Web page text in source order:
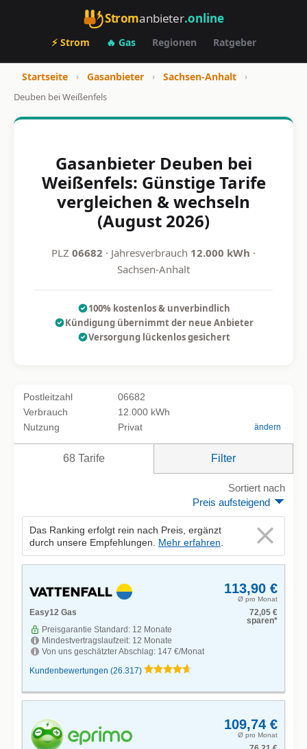
Stromanbieter.online
⚡ Strom 🔥 Gas Regionen Ratgeber
Startseite › Gasanbieter › Sachsen-Anhalt
›
Deuben bei Weißenfels
Gasanbieter Deuben bei
Weißenfels: Günstige Tarife
vergleichen & wechseln
(August 2026)
PLZ 06682 · Jahresverbrauch 12.000 kWh ·
Sachsen-Anhalt
100% kostenlos & unverbindlich
Kündigung übernimmt der neue Anbieter
Versorgung lückenlos gesichert